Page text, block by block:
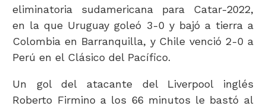
eliminatoria sudamericana para Catar-2022,
en la que Uruguay goleó 3-0 y bajó a tierra a
Colombia en Barranquilla, y Chile venció 2-0 a
Perú en el Clásico del Pacífico.
Un gol del atacante del Liverpool inglés
Roberto Firmino a los 66 minutos le bastó al